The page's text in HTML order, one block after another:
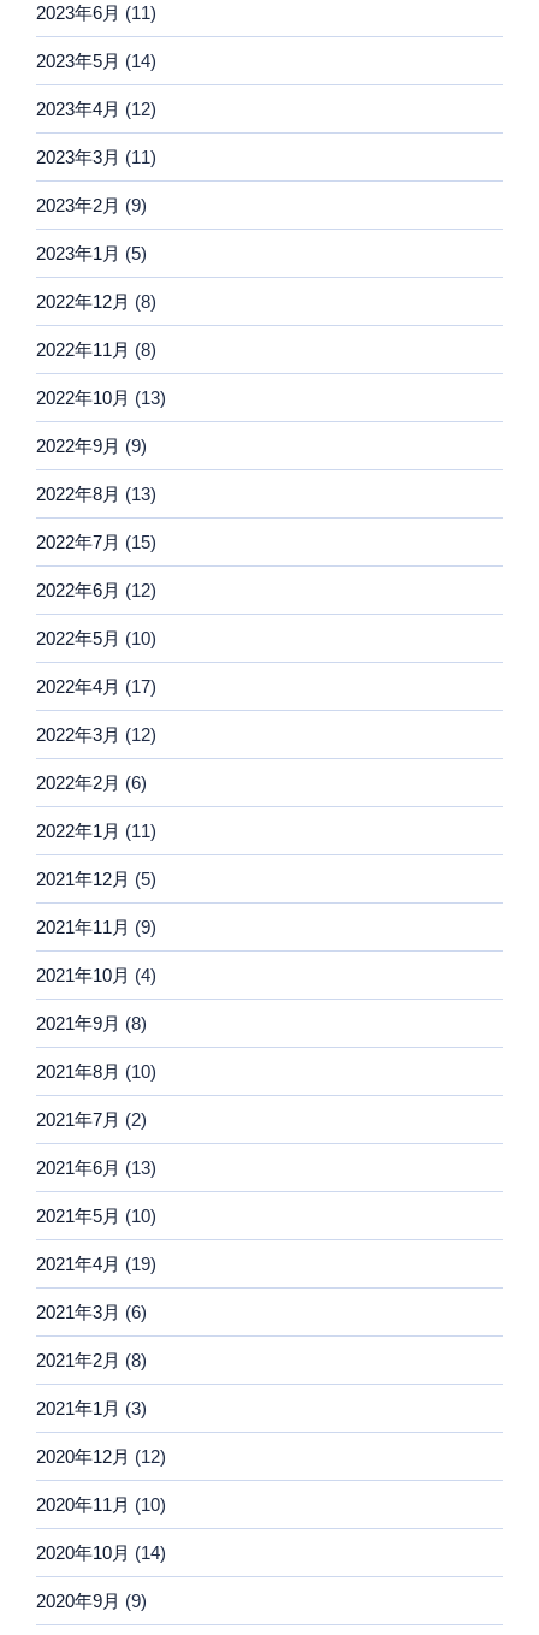
2023年6月 (11)
2023年5月 (14)
2023年4月 (12)
2023年3月 (11)
2023年2月 (9)
2023年1月 (5)
2022年12月 (8)
2022年11月 (8)
2022年10月 (13)
2022年9月 (9)
2022年8月 (13)
2022年7月 (15)
2022年6月 (12)
2022年5月 (10)
2022年4月 (17)
2022年3月 (12)
2022年2月 (6)
2022年1月 (11)
2021年12月 (5)
2021年11月 (9)
2021年10月 (4)
2021年9月 (8)
2021年8月 (10)
2021年7月 (2)
2021年6月 (13)
2021年5月 (10)
2021年4月 (19)
2021年3月 (6)
2021年2月 (8)
2021年1月 (3)
2020年12月 (12)
2020年11月 (10)
2020年10月 (14)
2020年9月 (9)